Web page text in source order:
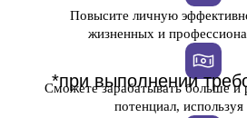
Повысите личную
жизненных и
Сможете зарабатывать больше и
потенциал, используя
*при выполнении